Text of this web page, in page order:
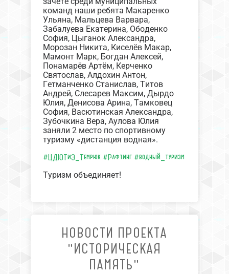
команд наши ребята Макаренко
Ульяна, Мальцева Варвара,
Забалуева Екатерина, Ободенко
София, Цыганок Александра,
Морозан Никита, Киселёв Макар,
Мамонт Марк, Богдан Алексей,
Понамарёв Артём, Керченко
Святослав, Алдохин Антон,
Гетманченко Станислав, Титов
Андрей, Слесарев Максим, Дырдо
Юлия, Денисова Арина, Тамковец
София, Васютинская Александра,
Зубочкина Вера, Аулова Юлия
заняли 2 место по спортивному
туризму «дистанция водная».
#ЦДЮТиЭ_Темрюк #Рафтинг #водный_туризм
Туризм объединяет!
НОВОСТИ ПРОЕКТА
"ИСТОРИЧЕСКАЯ
ПАМЯТЬ"